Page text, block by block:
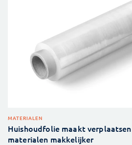
MATERIALEN
Huishoudfolie maakt
materialen makkelijker